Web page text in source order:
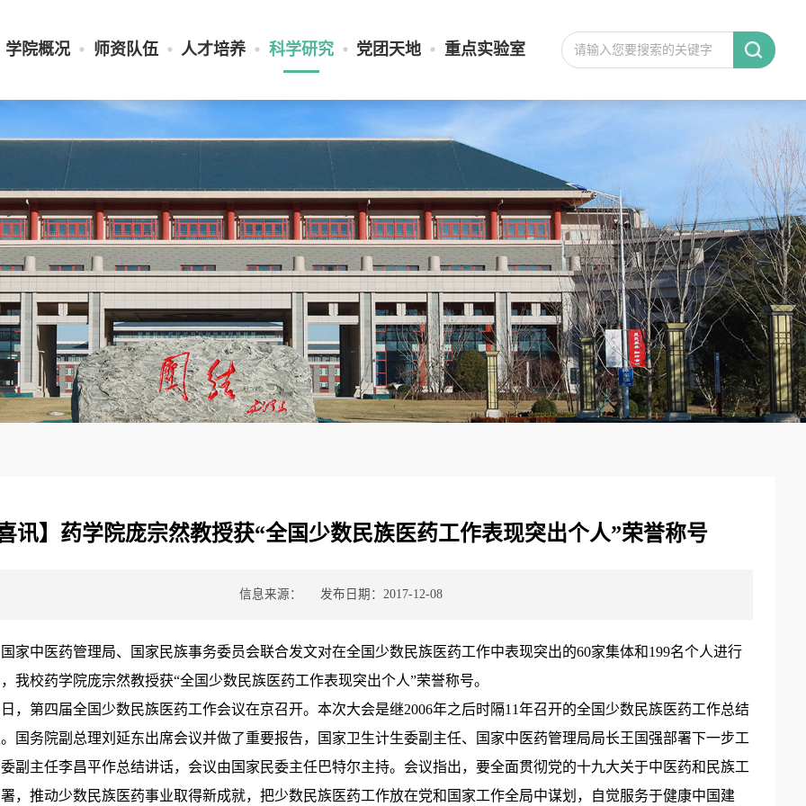
学院概况 师资队伍 人才培养 科学研究 党团天地 重点实验室
讯】药学院庞宗然教授获“全国少数民族医药工作表现突出个人”荣誉称号
信息来源： 发布日期：2017-12-08
家中医药管理局、国家民族事务委员会联合发文对在全国少数民族医药工作中表现突出的60家集体和199名个人进行
我校药学院庞宗然教授获“全国少数民族医药工作表现突出个人”荣誉称号。
日，第四届全国少数民族医药工作会议在京召开。本次大会是继2006年之后时隔11年召开的全国少数民族医药工作总结
国务院副总理刘延东出席会议并做了重要报告，国家卫生计生委副主任、国家中医药管理局局长王国强部署下一步工
副主任李昌平作总结讲话，会议由国家民委主任巴特尔主持。会议指出，要全面贯彻党的十九大关于中医药和民族工
，推动少数民族医药事业取得新成就，把少数民族医药工作放在党和国家工作全局中谋划，自觉服务于健康中国建